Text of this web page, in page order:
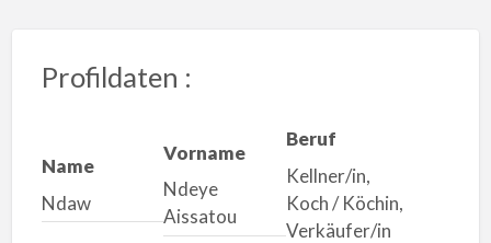
Profildaten :
Name
Ndaw
Vorname
Ndeye
Aissatou
Beruf
Kellner/in,
Koch / Köchin,
Verkäufer/in